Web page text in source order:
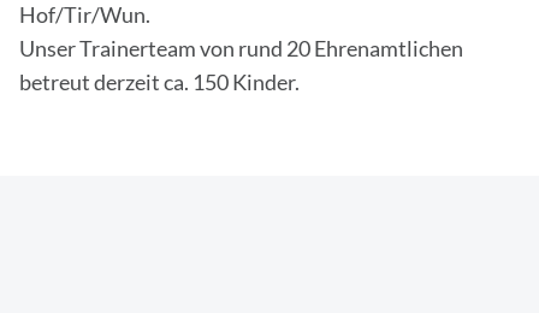
Hof/Tir/Wun.
Unser Trainerteam von rund 20 Ehrenamtlichen
betreut derzeit ca. 150 Kinder.